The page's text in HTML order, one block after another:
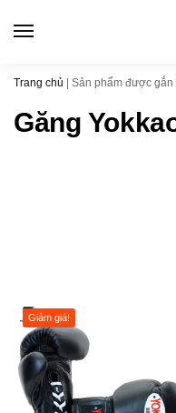
Trang chủ Sản phẩm được gắn
Găng
Giảm giá!